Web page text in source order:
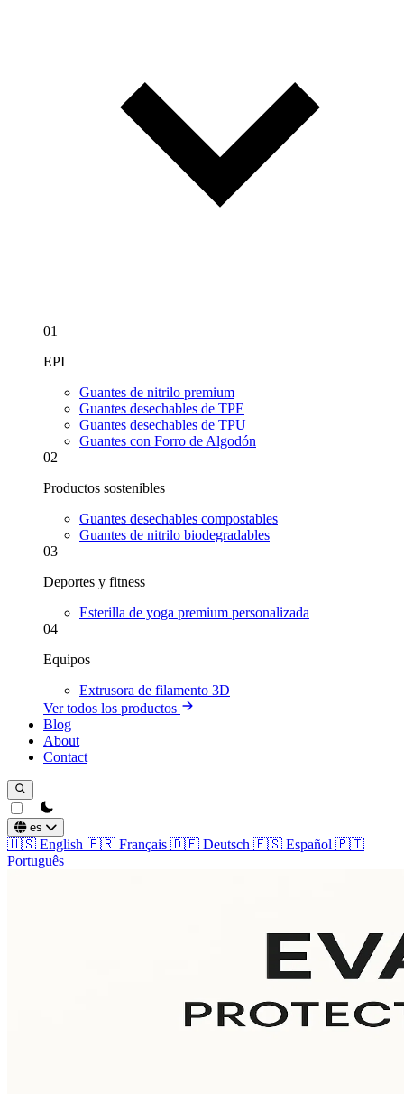
01
EPI
Guantes de nitrilo premium
Guantes desechables de TPE
Guantes desechables de TPU
Guantes con Forro de Algodón
02
Productos sostenibles
Guantes desechables compostables
Guantes de nitrilo biodegradables
03
Deportes y fitness
Esterilla de yoga premium personalizada
04
Equipos
Extrusora de filamento 3D
Ver todos los productos
Blog
About
Contact
theme switcher
es
🇺🇸 English 🇫🇷 Français 🇩🇪 Deutsch 🇪🇸 Español 🇵🇹
Português